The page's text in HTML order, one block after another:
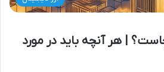
| هر آنچه باید در مورد